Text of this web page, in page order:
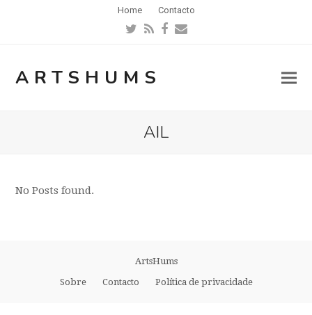
Home Contacto
Twitter
RSSFacebook
Email
ARTSHUMS
AIL
No Posts found.
ArtsHums
Sobre
Contacto Política de privacidade